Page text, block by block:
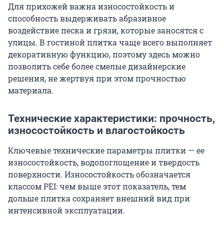
Для прихожей важна износостойкость и
способность выдерживать абразивное
воздействие песка и грязи, которые заносятся с
улицы. В гостиной плитка чаще всего выполняет
декоративную функцию, поэтому здесь можно
позволить себе более смелые дизайнерские
решения, не жертвуя при этом прочностью
материала.
Технические характеристики: прочность,
износостойкость и влагостойкость
Ключевые технические параметры плитки — ее
износостойкость, водопоглощение и твердость
поверхности. Износостойкость обозначается
классом PEI: чем выше этот показатель, тем
дольше плитка сохраняет внешний вид при
интенсивной эксплуатации.